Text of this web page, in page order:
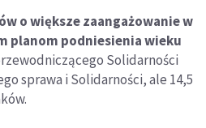
o większe zaangażowanie w
planom podniesienia wieku
Solidarności
sprawa i Solidarności, ale 14,5